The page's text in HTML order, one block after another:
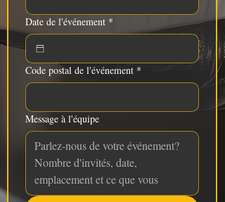
Date de l'événement *
Code postal de l'événement *
Message à l'équipe